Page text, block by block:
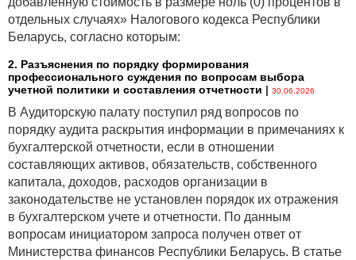
отдельных случаях» Налогового кодекса Республики
Беларусь, согласно которым:
2. Разъяснения по порядку формирования
профессионального суждения по вопросам выбора
учетной политики и составления отчетности | 30.06.2026
В Аудиторскую палату поступил ряд вопросов по
порядку аудита раскрытия информации в примечаниях к
бухгалтерской отчетности, если в отношении
составляющих активов, обязательств, собственного
капитала, доходов, расходов организации в
законодательстве не установлен порядок их отражения
в бухгалтерском учете и отчетности. По данным
вопросам инициатором запроса получен ответ от
Министерства финансов Республики Беларусь. В статье